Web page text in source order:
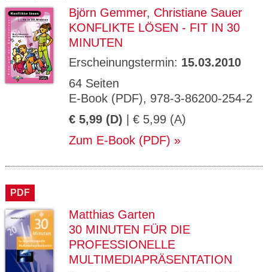
Björn Gemmer, Christiane Sauer
KONFLIKTE LÖSEN - FIT IN 30
MINUTEN
Erscheinungstermin: 15.03.2010
64 Seiten
E-Book (PDF), 978-3-86200-254-2
€ 5,99 (D) | € 5,99 (A)
Zum E-Book (PDF)
PDF
Matthias Garten
30 MINUTEN FÜR DIE
PROFESSIONELLE
MULTIMEDIAPRÄSENTATION